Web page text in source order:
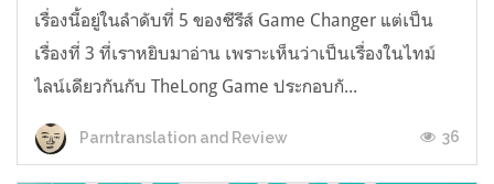
เรื่องนี้อยู่ในลำดับที่ 5 ของซีรีส์ Game Changer แต่เป็น
เรื่องที่ 3 ที่เราหยิบมาอ่าน เพราะเห็นว่าเป็นเรื่องในไทม์
ไลน์เดียวกันกับ TheLong Game ประกอบกั...
Parntranslation and Review 36